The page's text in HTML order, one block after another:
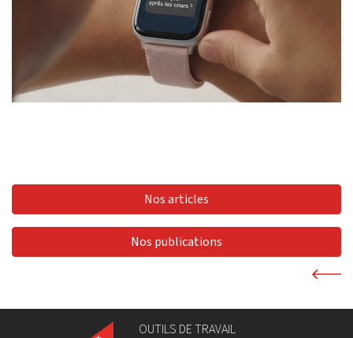
Nos articles
Nos publications
OUTILS DE TRAVAIL